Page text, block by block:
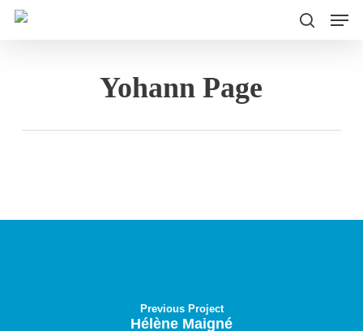
Skip
Yohann Page
Previous Project
Hélène Maigné